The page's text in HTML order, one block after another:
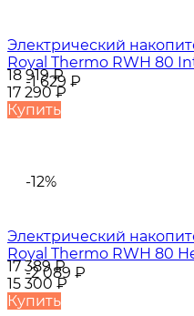
-1 629 ₽
Электрический
Royal Thermo RWH 80
18 919₽
17 290₽
Купить
-12%
-2 089 ₽
Электрический
Royal Thermo RWH 80
17 389₽
15 300₽
Купить